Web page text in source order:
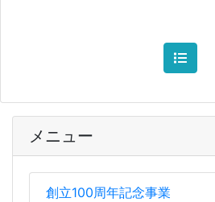
メニュー
創立100周年記念事業